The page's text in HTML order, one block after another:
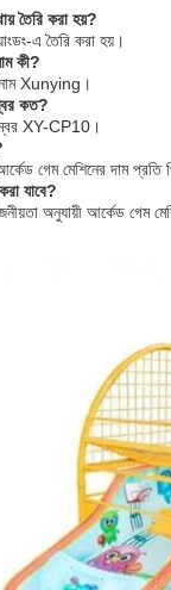
তৈরি করা হয়?
এ তৈরি করা হয়।
কী?
নাম Xunying।
কত?
XY-CP10।
গেম মেশিনের দাম
যাবে?
অনুযায়ী আর্কেড গেম